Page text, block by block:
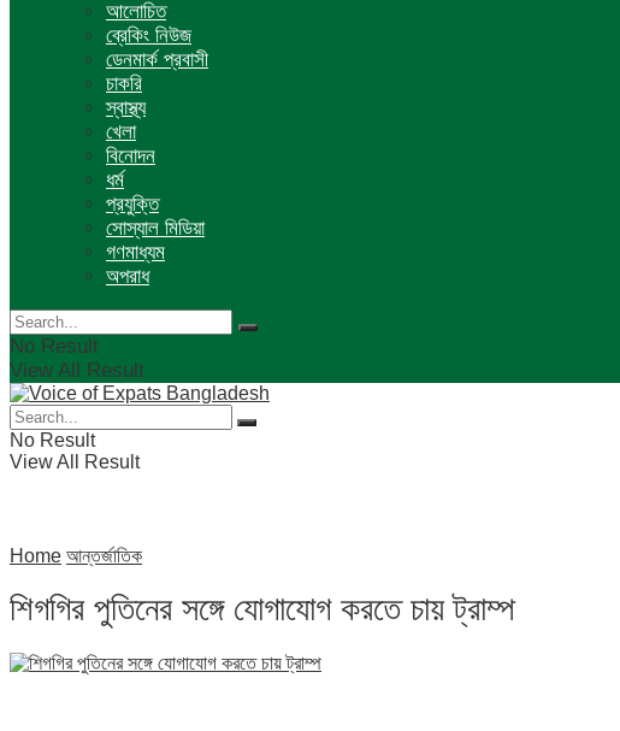
আলোচিত
ব্রেকিং নিউজ
ডেনমার্ক প্রবাসী
চাকরি
স্বাস্থ্য
খেলা
বিনোদন
ধর্ম
প্রযুক্তি
সোস্যাল মিডিয়া
গণমাধ্যম
অপরাধ
No Result
View All Result
No Result
View All Result
Home আন্তর্জাতিক
শিগগির পুতিনের সঙ্গে যোগাযোগ করতে চায় ট্রাম্প